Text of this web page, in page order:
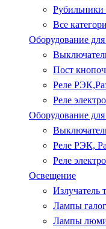
Рубильники
Все
Оборудование
Пост
Реле
Реле
Оборудование
Реле РЭК,
Реле
Освещение
Излучатель
Лампы
Лампы